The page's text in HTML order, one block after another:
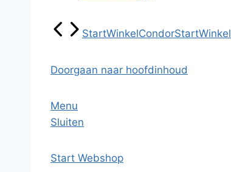
StartWinkelCondorStartWinkel
Doorgaan naar hoofdinhoud
Menu
Sluiten
Start Webshop